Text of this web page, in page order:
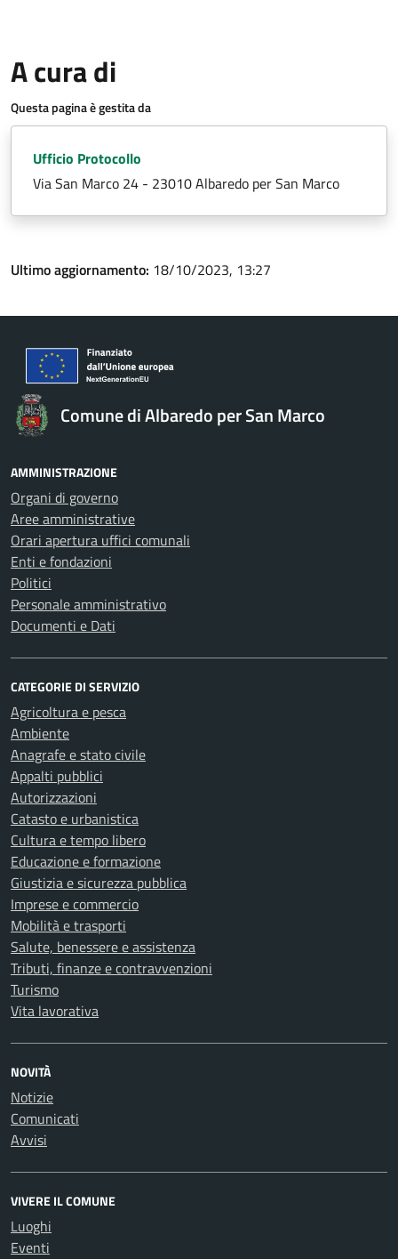
A cura di
Questa pagina è gestita da
Ufficio Protocollo
Via San Marco 24 - 23010 Albaredo per San Marco
Ultimo aggiornamento: 18/10/2023, 13:27
Comune di Albaredo per San Marco
AMMINISTRAZIONE
Organi di governo
Aree amministrative
Orari apertura uffici comunali
Enti e fondazioni
Politici
Personale amministrativo
Documenti e Dati
CATEGORIE DI SERVIZIO
Agricoltura e pesca
Ambiente
Anagrafe e stato civile
Appalti pubblici
Autorizzazioni
Catasto e urbanistica
Cultura e tempo libero
Educazione e formazione
Giustizia e sicurezza pubblica
Imprese e commercio
Mobilità e trasporti
Salute, benessere e assistenza
Tributi, finanze e contravvenzioni
Turismo
Vita lavorativa
NOVITÀ
Notizie
Comunicati
Avvisi
VIVERE IL COMUNE
Luoghi
Eventi